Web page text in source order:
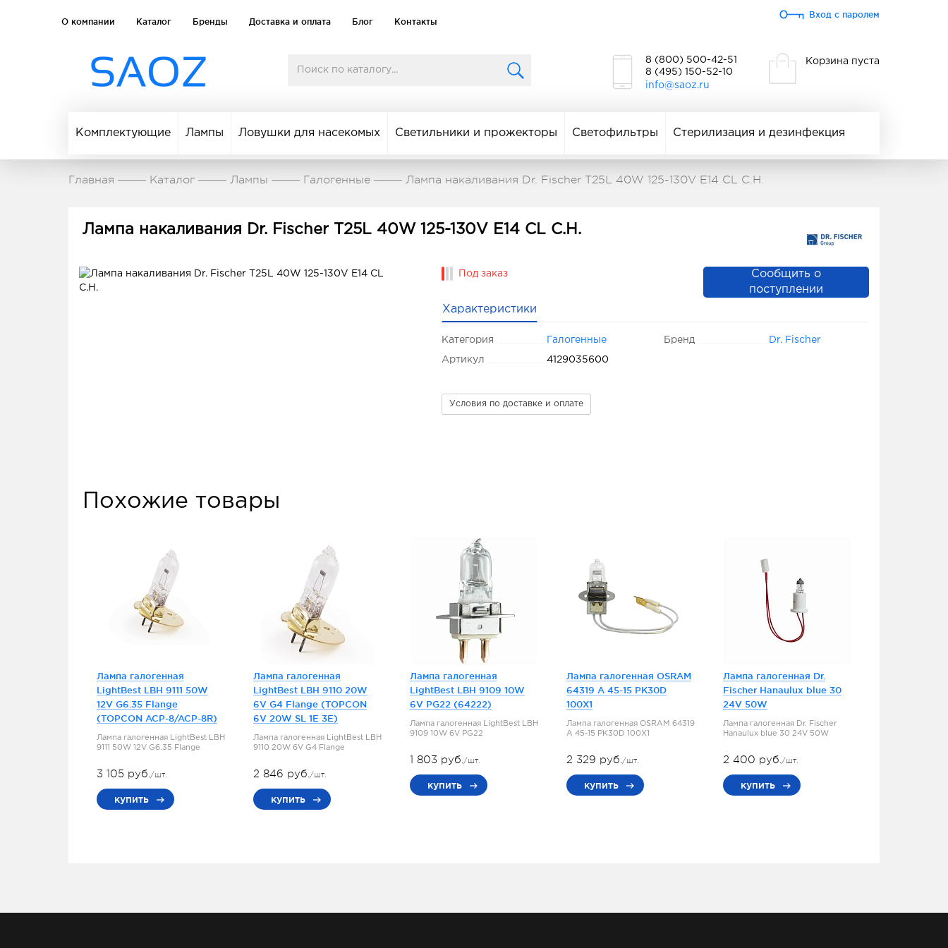
О компании Каталог Бренды Доставка и оплата Блог Контакты
Вход с паролем
8 (800) 500-42-51
8 (495) 150-52-10
info@saoz.ru
Корзина пуста
Комплектующие Лампы Ловушки для насекомых Светильники и прожекторы Светофильтры Стерилизация и дезинфекция
Главная Каталог Лампы Галогенные Лампа накаливания Dr. Fischer T25L 40W 125-130V E14 CL C.H.
Лампа накаливания Dr. Fischer T25L 40W 125-130V E14 CL C.H.
Под заказ
Сообщить о
поступлении
Характеристики
Категория Галогенные
Артикул 4129035600
Бренд Dr. Fischer
Условия по доставке и оплате
Похожие товары
Лампа галогенная
LightBest LBH 9111 50W
12V G6.35 Flange
(TOPCON ACP-8/ACP-8R)
Лампа галогенная LightBest LBH
9111 50W 12V G6.35 Flange
3 105 руб./шт.
купить
Лампа галогенная
LightBest LBH 9110 20W
6V G4 Flange (TOPCON
6V 20W SL 1E 3E)
Лампа галогенная LightBest LBH
9110 20W 6V G4 Flange
2 846 руб./шт.
купить
Лампа галогенная
LightBest LBH 9109 10W
6V PG22 (64222)
Лампа галогенная LightBest LBH
9109 10W 6V PG22
1 803 руб./шт.
купить
Лампа галогенная OSRAM
64319 A 45-15 PK30D
100X1
Лампа галогенная OSRAM 64319
A 45-15 PK30D 100X1
2 329 руб./шт.
купить
Лампа галогенная Dr.
Fischer Hanaulux blue 30
24V 50W
Лампа галогенная Dr. Fischer
Hanaulux blue 30 24V 50W
2 400 руб./шт.
купить